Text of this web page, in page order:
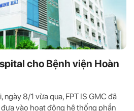
cho Bệnh viện Hoàn
ngày 8/1 vừa qua, FPT IS GMC đã
vào hoạt động hệ thống phần